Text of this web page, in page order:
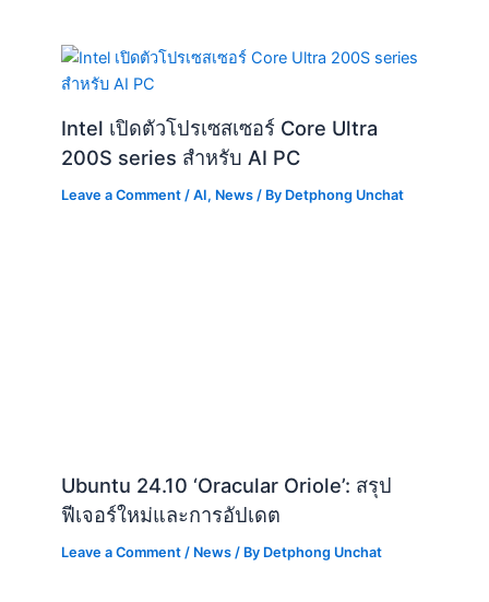
Intel เปิดตัวโปรเซสเซอร์ Core Ultra
200S series สำหรับ AI PC
Leave a Comment /AI, News / By Detphong Unchat
Ubuntu 24.10 ‘Oracular Oriole’: สรุป
ฟีเจอร์ใหม่และการอัปเดต
Leave a Comment / News / By Detphong Unchat